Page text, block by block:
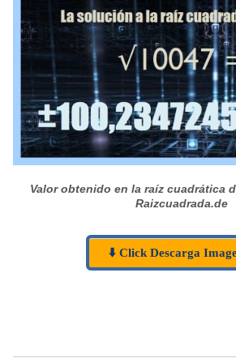
Valor obtenido en la raíz cuadrática
Raizcuadrada.de
⬇️ Click Descarga